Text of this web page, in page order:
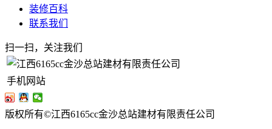
装修百科
联系我们
扫一扫，关注我们
手机网站
版权所有©江西6165cc金沙总站建材有限责任公司